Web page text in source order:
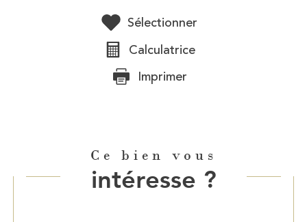
Sélectionner
Calculatrice
Imprimer
Ce bien vous
intéresse ?